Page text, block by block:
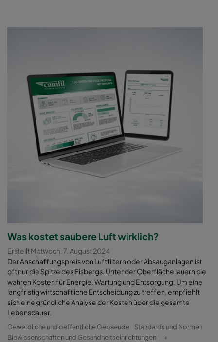
Was kostet saubere Luft wirklich?
Erstellt Mittwoch, 7. August 2024
Der Anschaffungspreis von Luftfiltern oder Absauganlagen ist
oft nur die Spitze des Eisbergs. Unter der Oberfläche lauern die
wahren Kosten für Energie, Wartung und Entsorgung. Um eine
langfristig wirtschaftliche Entscheidung zu treffen, empfiehlt
sich eine gründliche Analyse der Kosten über die gesamte
Lebensdauer.
Gewerbliche und oeffentliche Gebaeude
Standards und Normen
Biowissenschaften und Gesundheitseinrichtungen
+